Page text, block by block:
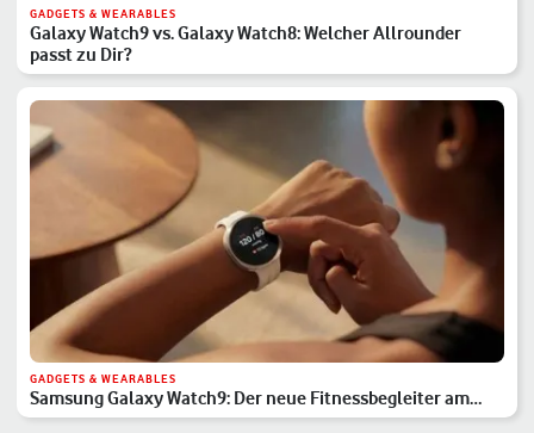
GADGETS & WEARABLES
Galaxy Watch9 vs. Galaxy Watch8: Welcher Allrounder
passt zu Dir?
GADGETS & WEARABLES
Samsung Galaxy Watch9: Der neue Fitnessbegleiter am
Handgelenk